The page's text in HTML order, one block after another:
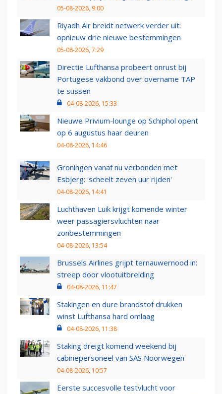
05-08-2026, 9:00
Riyadh Air breidt netwerk verder uit:
opnieuw drie nieuwe bestemmingen
05-08-2026, 7:29
Directie Lufthansa probeert onrust bij
Portugese vakbond over overname TAP
te sussen
04-08-2026, 15:33
Nieuwe Privium-lounge op Schiphol opent
op 6 augustus haar deuren
04-08-2026, 14:46
Groningen vanaf nu verbonden met
Esbjerg: 'scheelt zeven uur rijden'
04-08-2026, 14:41
Luchthaven Luik krijgt komende winter
weer passagiersvluchten naar
zonbestemmingen
04-08-2026, 13:54
Brussels Airlines grijpt ternauwernood in:
streep door vlootuitbreiding
04-08-2026, 11:47
Stakingen en dure brandstof drukken
winst Lufthansa hard omlaag
04-08-2026, 11:38
Staking dreigt komend weekend bij
cabinepersoneel van SAS Noorwegen
04-08-2026, 10:57
Eerste succesvolle testvlucht voor